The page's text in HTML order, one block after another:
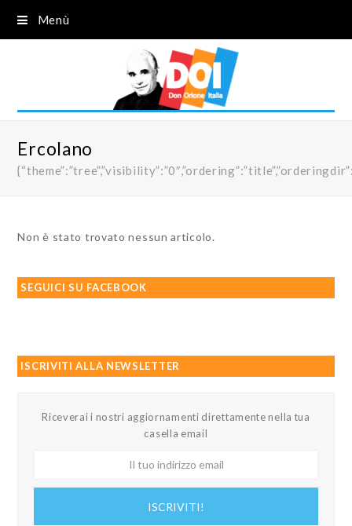
Menù
Ercolano
Non è stato trovato nessun articolo.
SEGUICI SU FACEBOOK
ISCRIVITI ALLA NEWSLETTER
Riceverai i nostri aggiornamenti direttamente nella tua
casella email
ISCRIVITI!